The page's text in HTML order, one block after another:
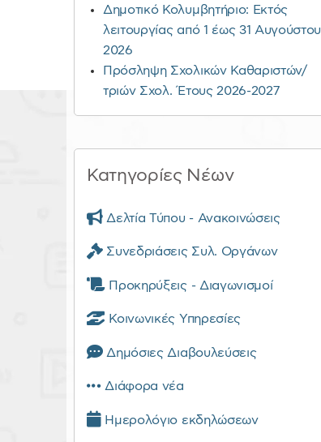
Δημοτικό Κολυμβητήριο: Εκτός
λειτουργίας από 1 έως 31 Αυγούστου
2026
Πρόσληψη Σχολικών Καθαριστών/
τριών Σχολ. Έτους 2026-2027
Κατηγορίες Νέων
Δελτία Τύπου - Ανακοινώσεις
Συνεδριάσεις Συλ. Οργάνων
Προκηρύξεις - Διαγωνισμοί
Κοινωνικές Υπηρεσίες
Δημόσιες Διαβουλεύσεις
Διάφορα νέα
Ημερολόγιο εκδηλώσεων